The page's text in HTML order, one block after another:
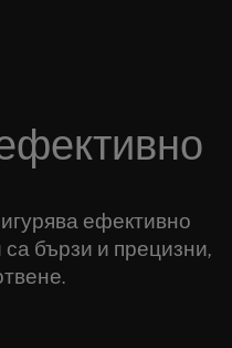
ефективно
бързи и прецизни,